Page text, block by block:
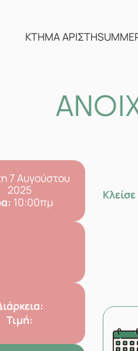
ΚΤΗΜΑ ΑΡΙΣΤΗ
7 Αυγούστου
2025
10:00πμ
Τιμή: